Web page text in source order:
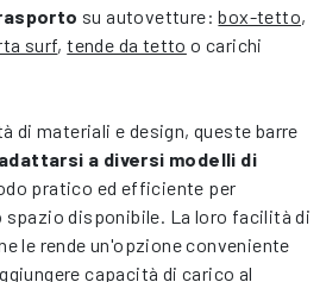
su autovetture:box-tetto,
surf,tende da tetto o carichi
di materiali e design, queste barre
a diversi modelli di
pratico ed efficiente per
disponibile. La loro facilità di
le rende un'opzione conveniente
capacità di carico al